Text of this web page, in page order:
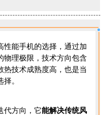
性能手机的选择，通过加
物理极限，技术方向包含
热技术成熟度高，也是当
。
代方向，它能解决传统风